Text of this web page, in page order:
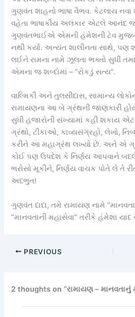
ગુણવંત શાહનો ભાષા વૈભવ. કેટલાય નવા
વહેતા ભાષાકીય અલંકાર એટલે આનંદ
ગુણવંતભાઈએ એમની હંમેશની ટેવ
નથી કર્યા. અત્યંત શાલીનતા સાથે, પણ
લઈને રામના નામે ઝૂલતા ભક્તો સુધી
એમના જ શબ્દોમાં – “રોકડું સત્ય”.
વાલ્મિકી અને તુલસીદાસ, સામાન્ય
રામાયણના આ બે ગ્રંથની જાણકારી
સુધી હજારોની સંખ્યામાં કહી શકાય
ગ્રંથો, ટીકાઓ, કાવ્યસંગ્રહો, લેખો,
કરીને આ મહાગ્રંથ લખ્યો છે. અને એ
કોઈ પણ ઉપદેશ કે નિર્ણય આપવાને બદલે
ભરોસો મૂકીને, નિર્ણય વાચક પોતે લે તે
અદભુત!
ગુણવંત દાદા, તમે રામાયણ નામે
“માનવતાની મહાસેવા” તરીકે હંમેશા
PREVIOUS
2 thoughts on “રામાયણ – માનવતાનું